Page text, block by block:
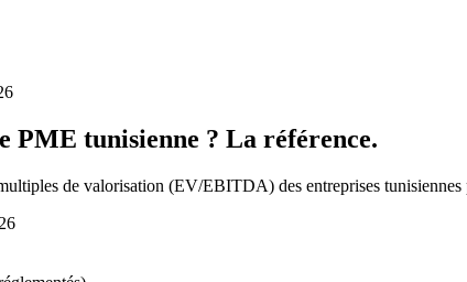
PME tunisienne ? La référence.
de valorisation (EV/EBITDA) des entreprises